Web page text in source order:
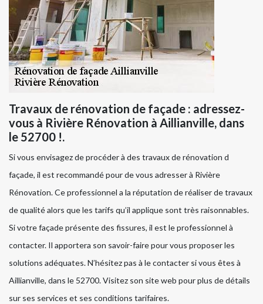
Travaux de rénovation de façade : adressez-
vous à Rivière Rénovation à Aillianville, dans
le 52700 !.
Si vous envisagez de procéder à des travaux de rénovation d
façade, il est recommandé pour de vous adresser à Rivière
Rénovation. Ce professionnel a la réputation de réaliser de travaux
de qualité alors que les tarifs qu’il applique sont très raisonnables.
Si votre façade présente des fissures, il est le professionnel à
contacter. Il apportera son savoir-faire pour vous proposer les
solutions adéquates. N’hésitez pas à le contacter si vous êtes à
Aillianville, dans le 52700. Visitez son site web pour plus de détails
sur ses services et ses conditions tarifaires.